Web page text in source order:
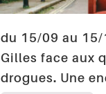
du 15/09 au
Gilles face aux
drogues. Une